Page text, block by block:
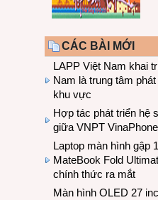
CÁC BÀI MỚI
LAPP Việt Nam khai
Nam là trung tâm
khu vực
Hợp tác phát triển hệ
giữa VNPT
Laptop màn hình gập
MateBook Fold
chính thức ra mắt
Màn hình OLED 27